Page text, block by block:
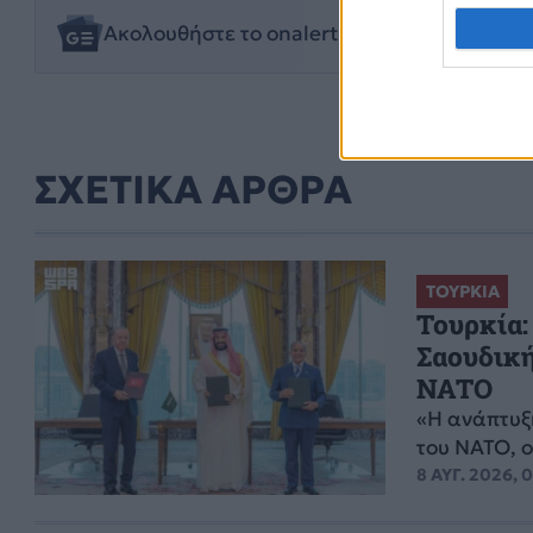
Ακολουθήστε το onalert.gr στο
ΣΧΕΤΙΚΑ ΑΡΘΡΑ
ΤΟΥΡΚΙΑ
NATO
«Η
του ΝΑΤΟ,
8 ΑΥΓ. 2026,